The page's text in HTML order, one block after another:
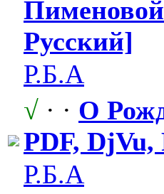
Русский]
Р.Б.А
√ · · О
PDF, DjVu,
Р.Б.А